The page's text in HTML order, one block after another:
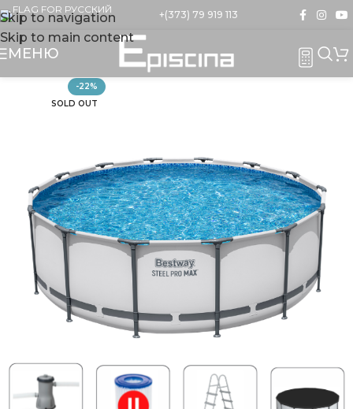
Skip to navigation
Skip to main content
+(373) 79 919 113
МЕНЮ
-22%
SOLD OUT